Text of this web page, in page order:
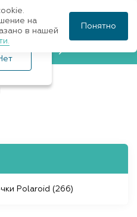
к врачу
Polaroid (266)
на
в нашей
Понятно